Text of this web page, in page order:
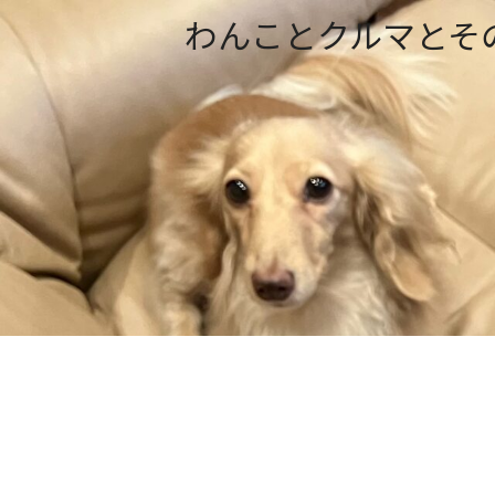
わんことクルマとそ